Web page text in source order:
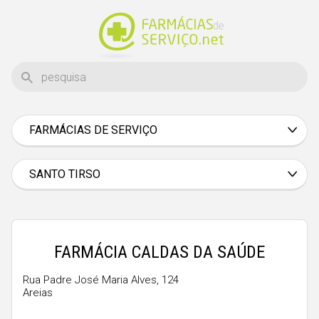
FARMÁCIAS DE SERVIÇO
Braga
Bragança
Castelo Branco
Évora
SANTO TIRSO
FARMÁCIA CALDAS DA SAÚDE
Rua Padre José Maria Alves, 124
Areias